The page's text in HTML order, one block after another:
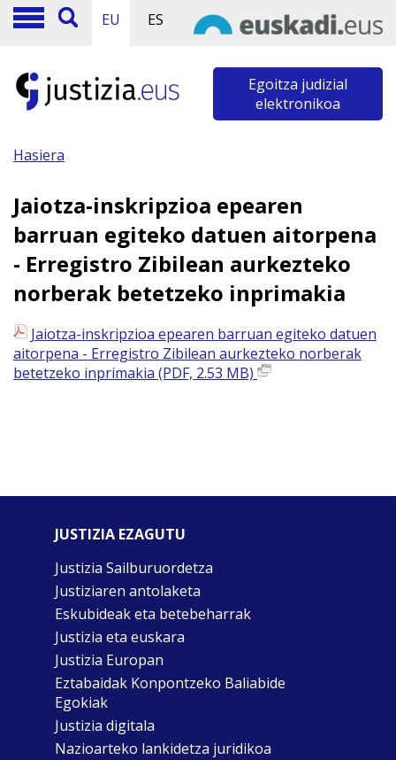
EU ES
Egoitza judizial
elektronikoa
Hasiera
Jaiotza-inskripzioa epearen
barruan egiteko datuen aitorpena
- Erregistro Zibilean aurkezteko
norberak betetzeko inprimakia
Jaiotza-inskripzioa epearen barruan egiteko datuen
aitorpena - Erregistro Zibilean aurkezteko norberak
betetzeko inprimakia (PDF, 2.53 MB)
JUSTIZIA EZAGUTU
Justizia Sailburuordetza
Justiziaren antolaketa
Eskubideak eta betebeharrak
Justizia eta euskara
Justizia Europan
Eztabaidak Konpontzeko Baliabide
Egokiak
Justizia digitala
Nazioarteko lankidetza juridikoa